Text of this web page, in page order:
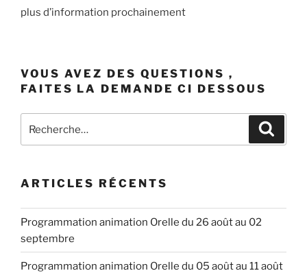
plus d’information prochainement
VOUS AVEZ DES QUESTIONS ,
FAITES LA DEMANDE CI DESSOUS
pour
ARTICLES RÉCENTS
Programmation animation Orelle du 26 août au 02
septembre
Programmation animation Orelle du 05 août au 11 août